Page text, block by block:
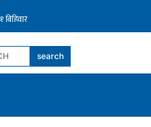
search